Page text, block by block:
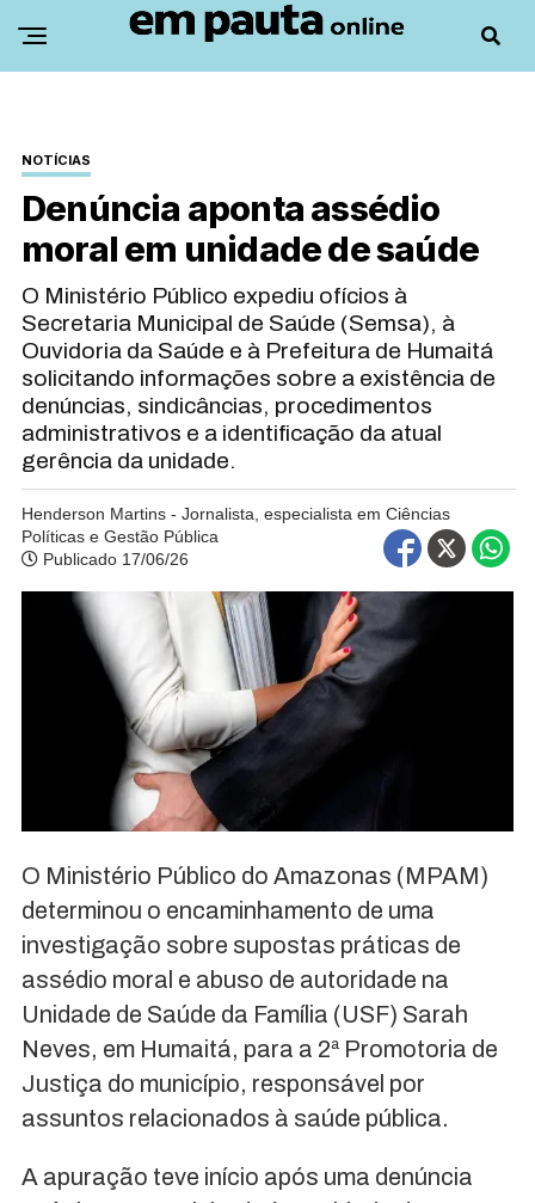
NOTÍCIAS
Denúncia aponta assédio
moral em unidade de saúde
O Ministério Público expediu ofícios à
Secretaria Municipal de Saúde (Semsa), à
Ouvidoria da Saúde e à Prefeitura de Humaitá
solicitando informações sobre a existência de
denúncias, sindicâncias, procedimentos
administrativos e a identificação da atual
gerência da unidade.
Henderson Martins - Jornalista, especialista em Ciências
Políticas e Gestão Pública
Publicado 17/06/26
O Ministério Público do Amazonas (MPAM)
determinou o encaminhamento de uma
investigação sobre supostas práticas de
assédio moral e abuso de autoridade na
Unidade de Saúde da Família (USF) Sarah
Neves, em Humaitá, para a 2ª Promotoria de
Justiça do município, responsável por
assuntos relacionados à saúde pública.
A apuração teve início após uma denúncia